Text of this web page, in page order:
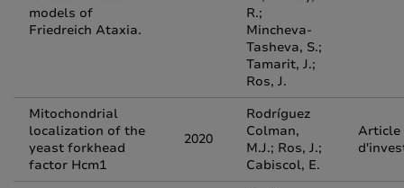
models of
Friedreich Ataxia.
R.;
Mincheva-
Tasheva, S.;
Tamarit, J.;
Ros, J.
Mitochondrial
localization of the
yeast forkhead
factor Hcm1
2020
Rodríguez
Colman,
M.J.; Ros, J.;
Cabiscol, E.
Article